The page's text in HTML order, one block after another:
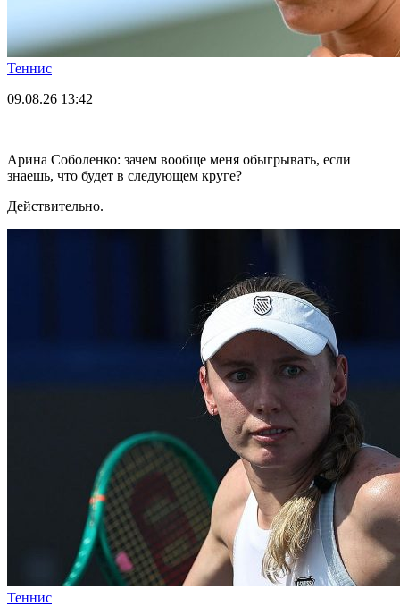
Теннис
09.08.26 13:42
Арина Соболенко: зачем вообще меня обыгрывать, если
знаешь, что будет в следующем круге?
Действительно.
Теннис